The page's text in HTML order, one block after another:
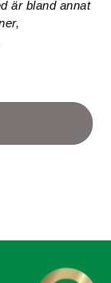
är bland annat